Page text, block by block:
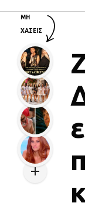
ΜΗ
ΧΑΣΕΙΣ